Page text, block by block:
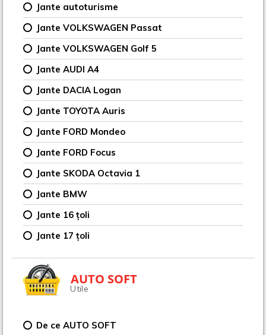
Jante autoturisme
Jante VOLKSWAGEN Passat
Jante VOLKSWAGEN Golf 5
Jante AUDI A4
Jante DACIA Logan
Jante TOYOTA Auris
Jante FORD Mondeo
Jante FORD Focus
Jante SKODA Octavia 1
Jante BMW
Jante 16 țoli
Jante 17 țoli
AUTO SOFT
Utile
De ce AUTO SOFT